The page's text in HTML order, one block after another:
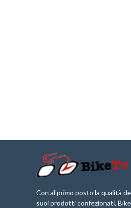
Con al primo posto la qualità
suoi prodotti confezionati,